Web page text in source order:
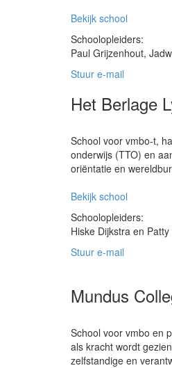
Bekijk school
Schoolopleiders:
Paul Grijzenhout,
Stuur e-mail
Het Berlage
School voor vmbo-t,
onderwijs (TTO) en
oriëntatie en
Bekijk school
Schoolopleiders:
Hiske Dijkstra en
Stuur e-mail
Mundus
School voor vmbo en
als kracht wordt
zelfstandige en